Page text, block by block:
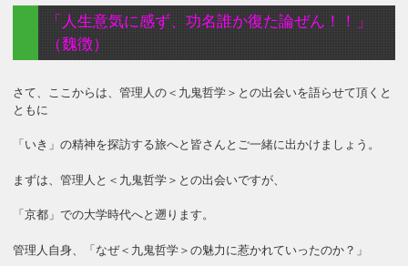
「人生意気に感ず、功名誰か復た論ぜん！！」
（魏徴）
さて、ここからは、管理人の＜九鬼哲学＞との出会いを語らせて頂くと
ともに
「いき」の精神を探訪する旅へと皆さんとご一緒に出かけましょう。
まずは、管理人と＜九鬼哲学＞との出会いですが、
「京都」での大学時代へと遡ります。
管理人自身、「なぜ＜九鬼哲学＞の魅力に惹かれていったのか？」